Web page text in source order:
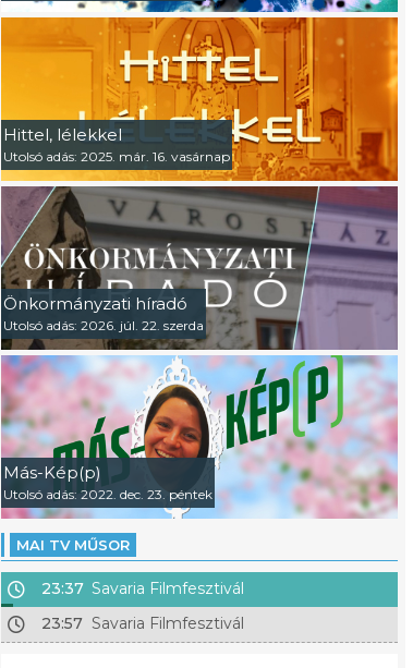
Hittel, lélekkel
Utolsó adás: 2025. már. 16. vasárnap
Önkormányzati híradó
Utolsó adás: 2026. júl. 22. szerda
Más-Kép(p)
Utolsó adás: 2022. dec. 23. péntek
MAI TV MŰSOR
23:37 Savaria Filmfesztivál
23:57 Savaria Filmfesztivál